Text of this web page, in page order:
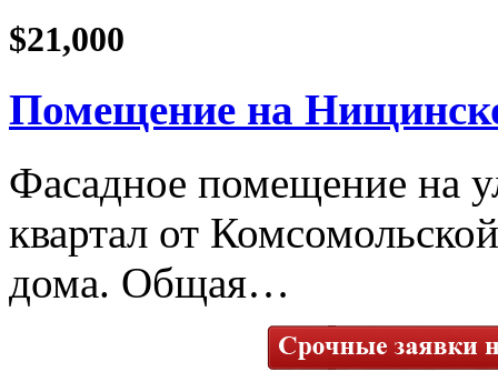
$21,000
Помещение на
Фасадное помещение на
квартал от
дома. Общая…